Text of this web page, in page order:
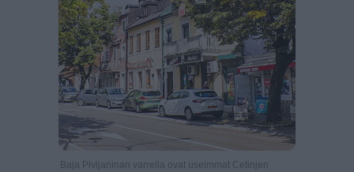
Baja Pivljaninan varrella ovat useimmat Cetinjen